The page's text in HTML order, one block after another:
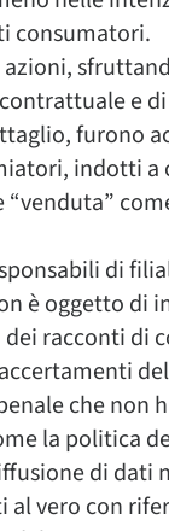
consumatori.
e
furono
indotti a
“venduta”
di
è oggetto di
racconti di
che non
la politica
di dati
al vero con